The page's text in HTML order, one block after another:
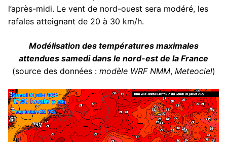
l’après-midi. Le vent de nord-ouest sera modéré, les
rafales atteignant de 20 à 30 km/h.
Modélisation des températures maximales
attendues samedi dans le nord-est de la France
(source des données : modèle WRF NMM, Meteociel)